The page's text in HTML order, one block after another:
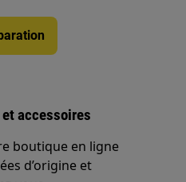
accessoires
boutique en ligne
d’origine et